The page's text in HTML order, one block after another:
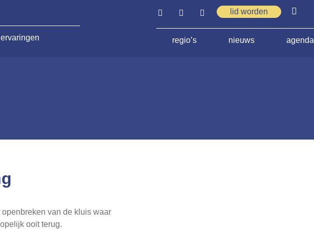
ervaringen
lid worden
regio’s nieuws agenda
van de kluis waar
ooit terug.